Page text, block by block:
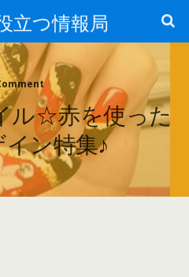
立つ情報局
ル☆赤を使った
ン特集♪